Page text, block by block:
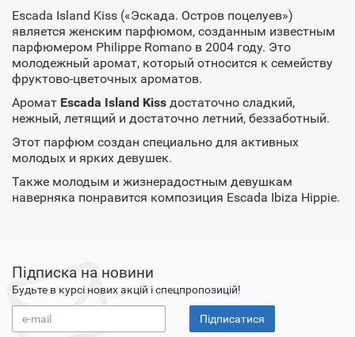
Escada Island Kiss («Эскада. Остров поцелуев»)
является женским парфюмом, созданным известным
парфюмером Philippe Romano в 2004 году. Это
молодежный аромат, который относится к семейству
фруктово-цветочных ароматов.
Аромат Escada Island Kiss достаточно сладкий,
нежный, летящий и достаточно летний, беззаботный.
Этот парфюм создан специально для активных
молодых и ярких девушек.
Также молодым и жизнерадостным девушкам
наверняка понравится композиция Escada Ibiza Hippie.
Підписка на новини
Будьте в курсі нових акцій і спецпропозицій!
Підписатися